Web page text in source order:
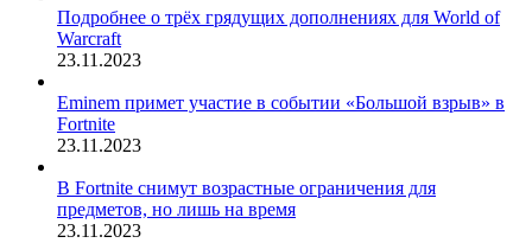
Подробнее о трёх грядущих дополнениях для World of
Warcraft
23.11.2023
Eminem примет участие в событии «Большой взрыв» в
Fortnite
23.11.2023
В Fortnite снимут возрастные ограничения для
предметов, но лишь на время
23.11.2023